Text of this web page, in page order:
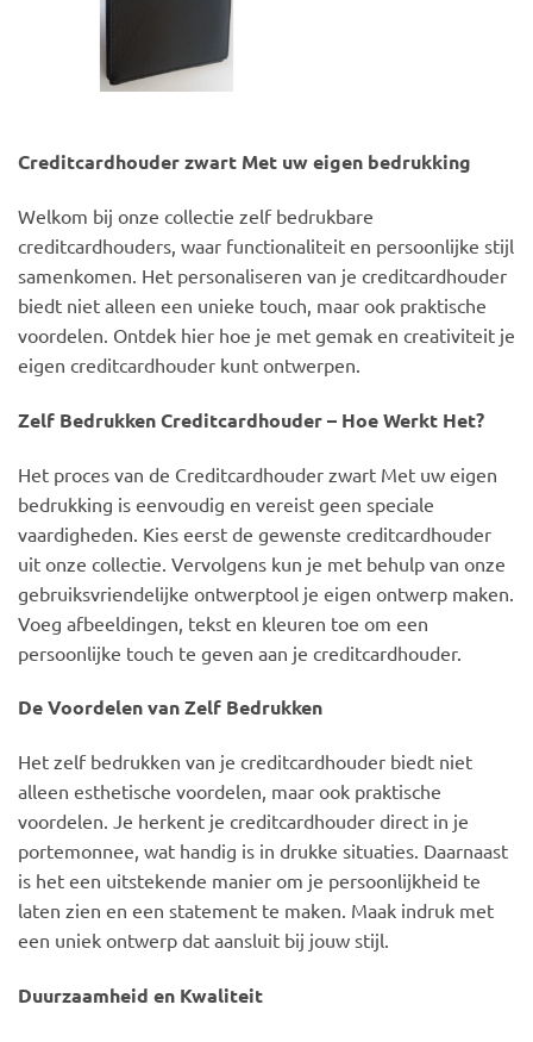
Creditcardhouder zwart Met uw eigen bedrukking
Welkom bij onze collectie zelf bedrukbare
creditcardhouders, waar functionaliteit en persoonlijke stijl
samenkomen. Het personaliseren van je creditcardhouder
biedt niet alleen een unieke touch, maar ook praktische
voordelen. Ontdek hier hoe je met gemak en creativiteit je
eigen creditcardhouder kunt ontwerpen.
Zelf Bedrukken Creditcardhouder – Hoe Werkt Het?
Het proces van de Creditcardhouder zwart Met uw eigen
bedrukking is eenvoudig en vereist geen speciale
vaardigheden. Kies eerst de gewenste creditcardhouder
uit onze collectie. Vervolgens kun je met behulp van onze
gebruiksvriendelijke ontwerptool je eigen ontwerp maken.
Voeg afbeeldingen, tekst en kleuren toe om een
persoonlijke touch te geven aan je creditcardhouder.
De Voordelen van Zelf Bedrukken
Het zelf bedrukken van je creditcardhouder biedt niet
alleen esthetische voordelen, maar ook praktische
voordelen. Je herkent je creditcardhouder direct in je
portemonnee, wat handig is in drukke situaties. Daarnaast
is het een uitstekende manier om je persoonlijkheid te
laten zien en een statement te maken. Maak indruk met
een uniek ontwerp dat aansluit bij jouw stijl.
Duurzaamheid en Kwaliteit